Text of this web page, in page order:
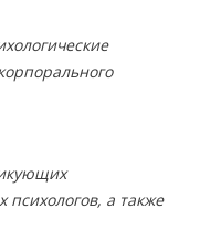
психологов, а также